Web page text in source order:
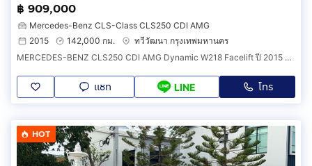
฿ 909,000
Mercedes-Benz CLS-Class CLS250 CDI AMG
2015
142,000 กม.
ทวีวัฒนา กรุงเทพมหานคร
MERCEDES-BENZ CLS250 CDI AMG Dynamic W218 Facelift ปี 2015 สปอร์ตคูเป้ดีเซลสุดหรู แรง ประหยัด
แชท LINE โทร
HOT